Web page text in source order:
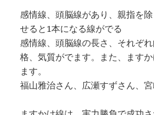
感情線、頭脳線があり、親指を
せると1本になる線がでる
感情線、頭脳線の長さ、それぞ
格、気質がでます。また、ます
ます。
福山雅治さん、広瀬すずさん、